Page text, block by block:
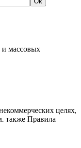
массовых
целях,
также Правила